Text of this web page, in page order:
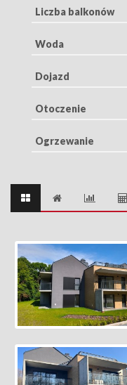
Liczba balkonów
Woda
Dojazd
Otoczenie
Ogrzewanie